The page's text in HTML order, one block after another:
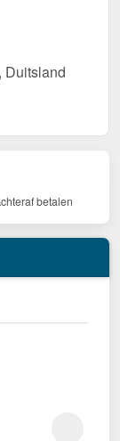
Duitsland
betalen